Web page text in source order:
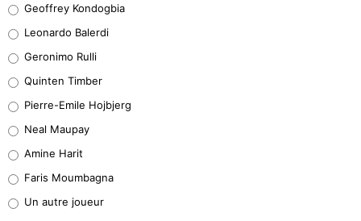
38%
32%
5%
1%
9%
Geoffrey Kondogbia
Leonardo Balerdi
Geronimo Rulli
Quinten Timber
Pierre-Emile Hojbjerg
Neal Maupay
Amine Harit
Faris Moumbagna
Un autre joueur